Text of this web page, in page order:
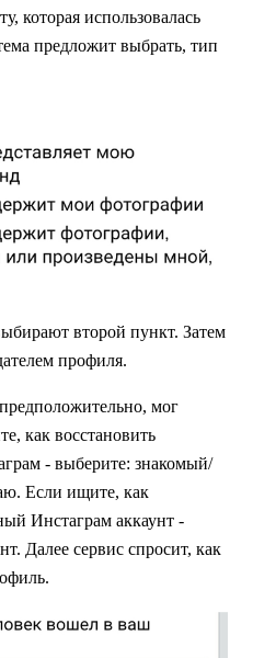
которая использовалась
предложит выбрать, тип
второй пункт. Затем
профиля.
мог
как восстановить
- выберите: знакомый/
Если ищите, как
Инстаграм аккаунт -
Далее сервис спросит, как